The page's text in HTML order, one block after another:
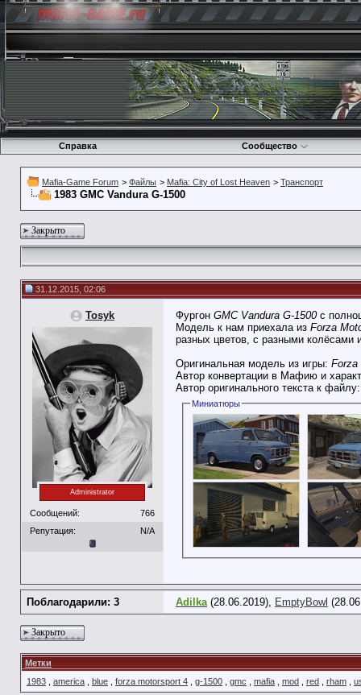
Справка Сообщество
Mafia-Game Forum > Файлы > Mafia: City of Lost Heaven > Транспорт
1983 GMC Vandura G-1500
Закрыто
31.12.2015, 02:06
Tosyk
Administrator
Сообщений:
766
Репутация:
N/A
Фургон GMC Vandura G-1500с
Модель к нам приехала из Forza
разных цветов, с разными колёсами
Оригинальная модель из игры: Forza
Автор конвертации в Мафию и
Автор оригинального текста к
Миниатюры
Поблагодарили: 3 Adilka(28.06.2019), EmptyBowl
Закрыто
Метки
1983
america blue forza motorsport 4 g-1500 gmc mafia mod red rham